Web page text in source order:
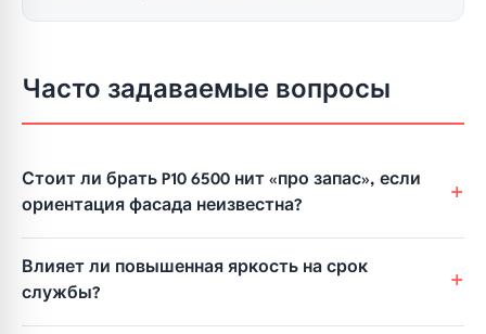
Часто задаваемые вопросы
Стоит ли брать P10 6500 нит «про запас», если
ориентация фасада неизвестна?
Влияет ли повышенная яркость на срок
службы?